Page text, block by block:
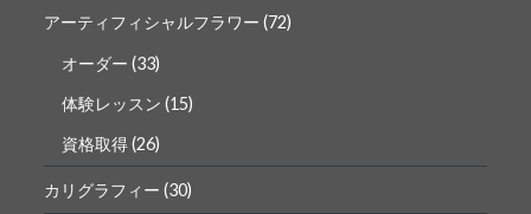
アーティフィシャルフラワー (72)
オーダー (33)
体験レッスン (15)
資格取得(26)
カリグラフィー (30)